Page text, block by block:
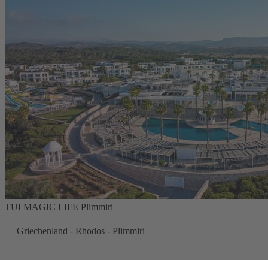
TUI MAGIC LIFE Plimmiri
Griechenland - Rhodos - Plimmiri